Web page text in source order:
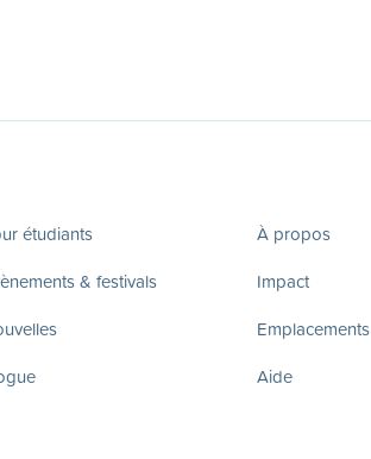
étudiants
& festivals
À propos
Impact
Emplacements
Aide